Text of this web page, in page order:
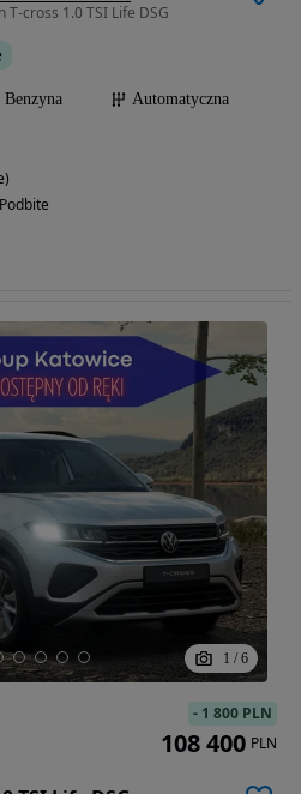
T-cross 1.0 TSI Life DSG
Benzyna
Automatyczna
1 / 6
- 1 800 PLN
108 400 PLN